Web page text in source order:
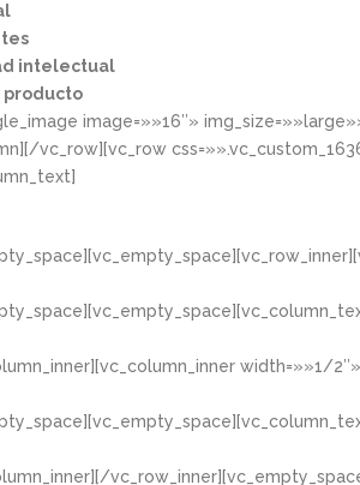
intelectual​​
producto​
image=»»16″»
vc_row][vc_row
width=»»1/